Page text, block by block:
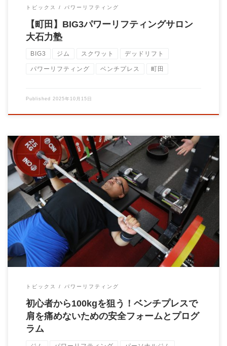
トピックス パワーリフティング
【町田】BIG3パワーリフティングサロン
大石力塾
BIG3 ジム スクワット デッドリフト
パワーリフティング ベンチプレス 町田
Published 2025年10月15日
こんにちは、パーソナルトレーニングジムBrainオーナーの大石
です。 今日は、私が最近書いた有料no […]
トピックス パワーリフティング
初心者から100kgを狙う！ベンチプレスで
肩を痛めないための安全フォームとプログ
ラム